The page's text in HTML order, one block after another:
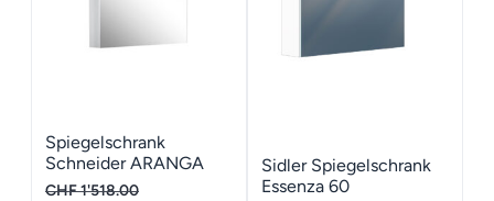
Spiegelschrank
Schneider ARANGA
TW 60 R
CHF1'518.00
Sidler Spiegelschrank
Essenza 60